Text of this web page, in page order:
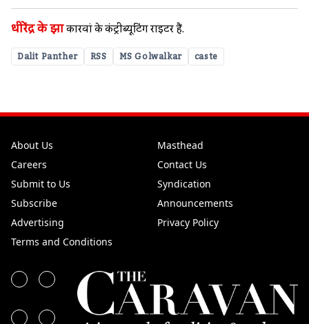
धीरेंद्र के झाकारवां के कंट्रीब्यूटिंग राइटर हैं.
Dalit Panther RSS MS Golwalkar caste
About Us
Masthead
Careers
Contact Us
Submit to Us
Syndication
Subscribe
Announcements
Advertising
Privacy Policy
Terms and Conditions